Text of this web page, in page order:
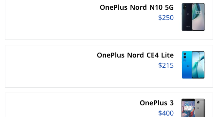
OnePlus Nord N10 5G
$250
OnePlus Nord CE4 Lite
$215
OnePlus 3
$400